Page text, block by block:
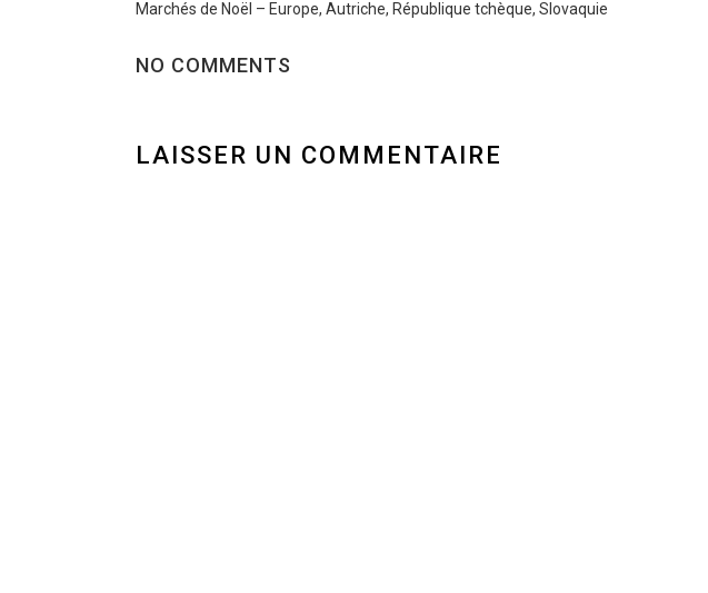
Marchés de Noël – Europe, Autriche, République tchèque, Slovaquie
NO COMMENTS
LAISSER UN COMMENTAIRE